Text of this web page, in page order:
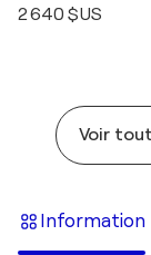
2 640 $US
Voir
Information